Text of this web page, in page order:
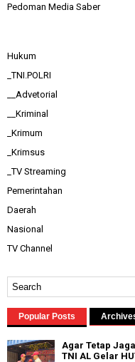
Pedoman Media Saber
Hukum
_TNI.POLRI
__Advetorial
__Kriminal
_Krimum
_Krimsus
_TV Streaming
Pemerintahan
Daerah
Nasional
TV Channel
Popular Posts
Agar Tetap
TNI AL Gelar